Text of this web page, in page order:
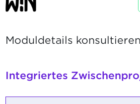
Moduldetails konsultieren
Integriertes